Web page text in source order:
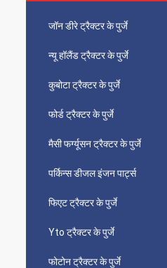
जॉन डीरे ट्रैक्टर के पुर्जे
न्यू हॉलैंड ट्रैक्टर के पुर्जे
कुबोटा ट्रैक्टर के पुर्जे
फोर्ड ट्रैक्टर के पुर्जे
मैसी फर्ग्यूसन ट्रैक्टर के पुर्जे
पर्किन्स डीजल इंजन पार्ट्स
फिएट ट्रैक्टर के पुर्जे
Yto ट्रैक्टर के पुर्जे
फोटोन ट्रैक्टर के पुर्जे